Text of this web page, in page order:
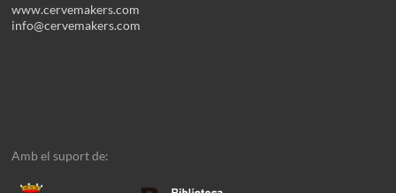
www.cervemakers.com
info@cervemakers.com
Amb el suport de: